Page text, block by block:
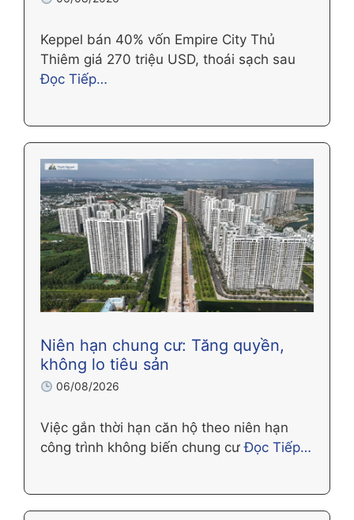
Keppel bán 40% vốn Empire City Thủ
Thiêm giá 270 triệu USD, thoái sạch sau
Đọc Tiếp…
Niên hạn chung cư: Tăng quyền,
không lo tiêu sản
06/08/2026
Việc gắn thời hạn căn hộ theo niên hạn
công trình không biến chung cư Đọc Tiếp…